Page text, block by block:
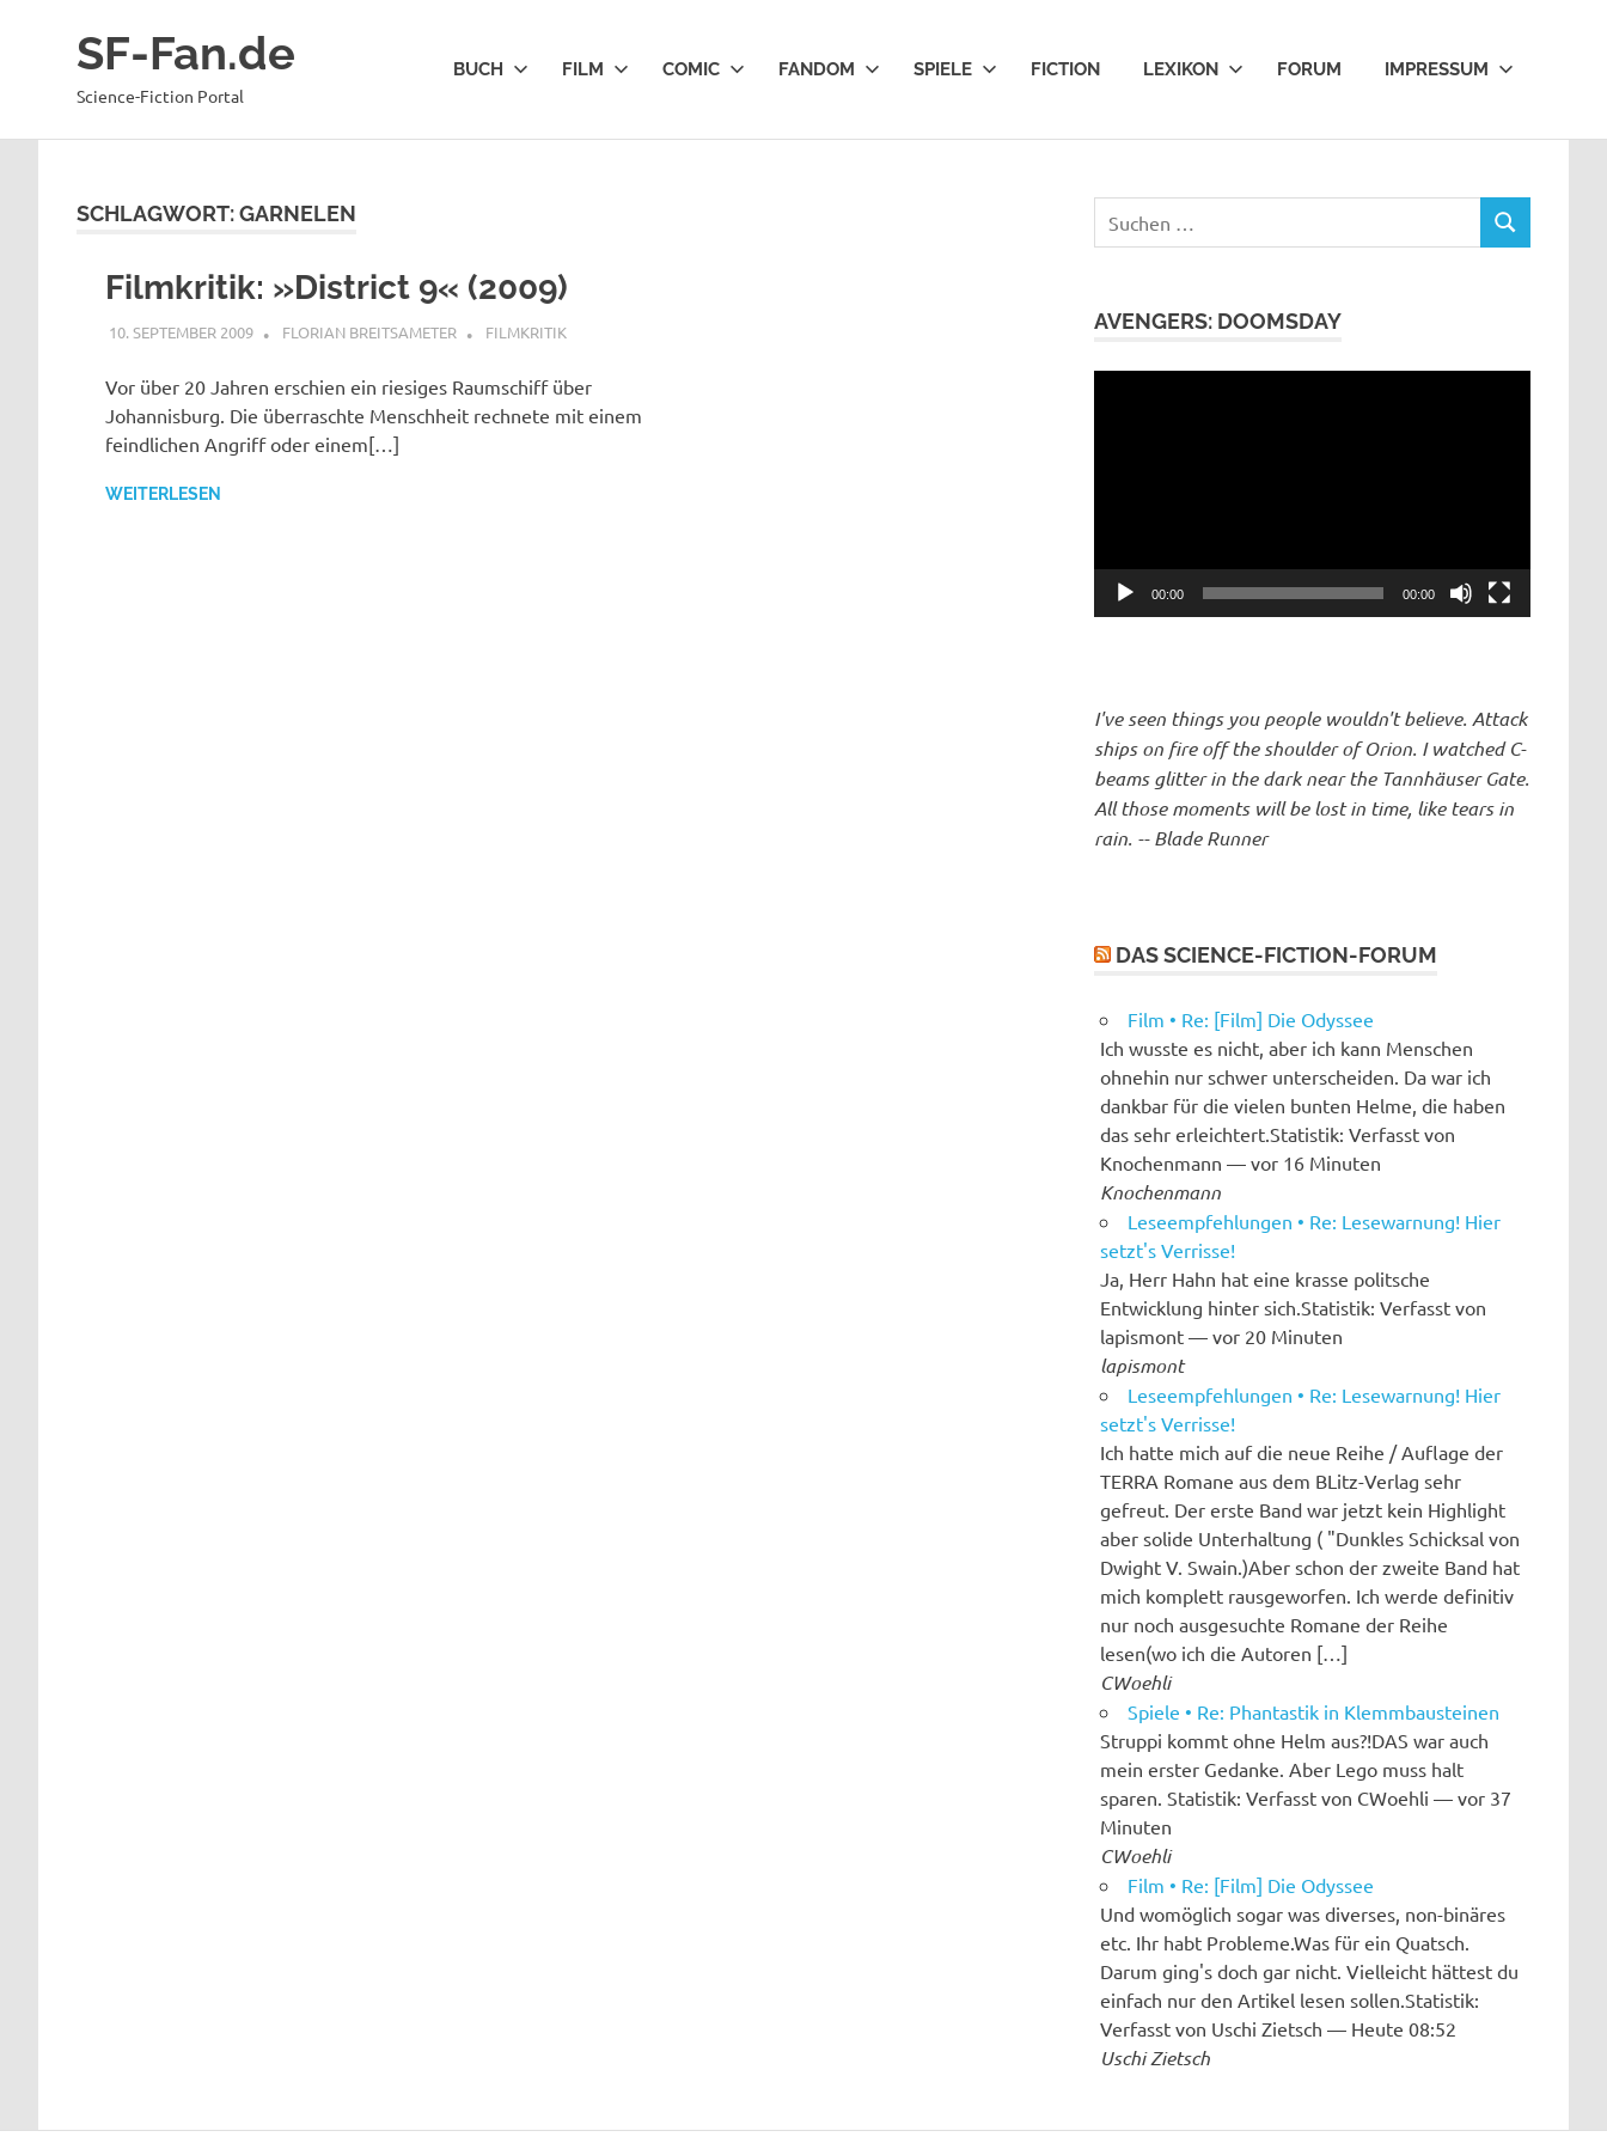
SF-Fan.de
Science-Fiction Portal
BUCH FILM COMIC FANDOM SPIELE FICTION LEXIKON FORUM IMPRESSUM
SCHLAGWORT:GARNELEN
Filmkritik: »District 9« (2009)
10. SEPTEMBER 2009 FLORIAN BREITSAMETER FILMKRITIK
Vor über 20 Jahren erschien ein riesiges Raumschiff über
Johannisburg. Die überraschte Menschheit rechnete mit einem
feindlichen Angriff oder einem[…]
WEITERLESEN
nach:
SUCHEN
AVENGERS: DOOMSDAY
00:00 00:00
I've seen things you people wouldn't believe. Attack
ships on fire off the shoulder of Orion. I watched C-
beams glitter in the dark near the Tannhäuser Gate.
All those moments will be lost in time, like tears in
rain. -- Blade Runner
DAS SCIENCE-FICTION-FORUM
Film • Re: [Film] Die Odyssee
Ich wusste es nicht, aber ich kann Menschen
ohnehin nur schwer unterscheiden. Da war ich
dankbar für die vielen bunten Helme, die haben
das sehr erleichtert.Statistik: Verfasst von
Knochenmann — vor 16 Minuten
Knochenmann
Leseempfehlungen • Re: Lesewarnung! Hier
setzt's Verrisse!
Ja, Herr Hahn hat eine krasse politsche
Entwicklung hinter sich.Statistik: Verfasst von
lapismont — vor 20 Minuten
lapismont
Leseempfehlungen • Re: Lesewarnung! Hier
setzt's Verrisse!
Ich hatte mich auf die neue Reihe / Auflage der
TERRA Romane aus dem BLitz-Verlag sehr
gefreut. Der erste Band war jetzt kein Highlight
aber solide Unterhaltung ( "Dunkles Schicksal von
Dwight V. Swain.)Aber schon der zweite Band hat
mich komplett rausgeworfen. Ich werde definitiv
nur noch ausgesuchte Romane der Reihe
lesen(wo ich die Autoren […]
CWoehli
Spiele • Re: Phantastik in Klemmbausteinen
Struppi kommt ohne Helm aus?!DAS war auch
mein erster Gedanke. Aber Lego muss halt
sparen. Statistik: Verfasst von CWoehli — vor 37
Minuten
CWoehli
Film • Re: [Film] Die Odyssee
Und womöglich sogar was diverses, non-binäres
etc. Ihr habt Probleme.Was für ein Quatsch.
Darum ging's doch gar nicht. Vielleicht hättest du
einfach nur den Artikel lesen sollen.Statistik:
Verfasst von Uschi Zietsch — Heute 08:52
Uschi Zietsch